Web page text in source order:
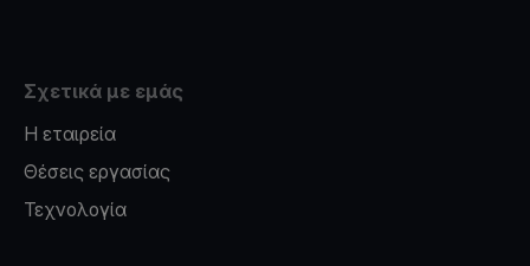
Σχετικά με εμάς
Η εταιρεία
Θέσεις εργασίας
Τεχνολογία